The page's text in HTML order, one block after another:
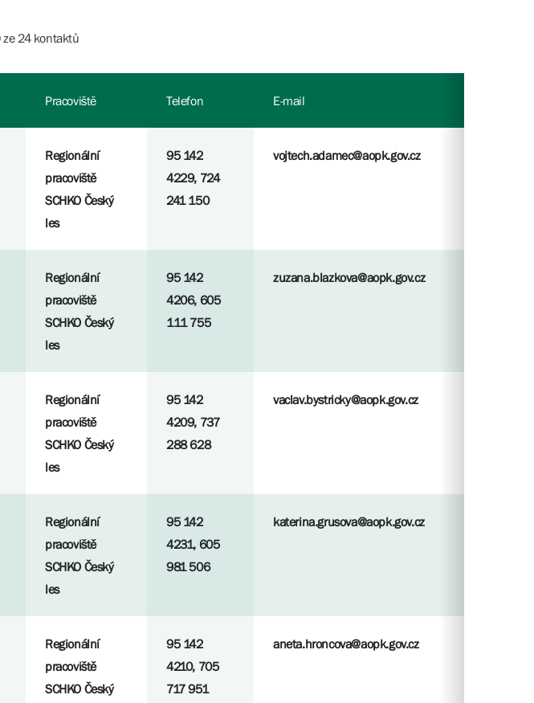
ze 24 kontaktů
Pracoviště Telefon E-mail
Regionální
pracoviště
SCHKO Český
les
95 142
4229, 724
241 150
vojtech.adamec@aopk.gov.cz
Regionální
pracoviště
SCHKO Český
les
95 142
4206, 605
111 755
zuzana.blazkova@aopk.gov.cz
Regionální
pracoviště
SCHKO Český
les
95 142
4209, 737
288 628
vaclav.bystricky@aopk.gov.cz
Regionální
pracoviště
SCHKO Český
les
95 142
4231, 605
981 506
katerina.grusova@aopk.gov.cz
Regionální
pracoviště
SCHKO Český
95 142
4210, 705
717 951
aneta.hroncova@aopk.gov.cz